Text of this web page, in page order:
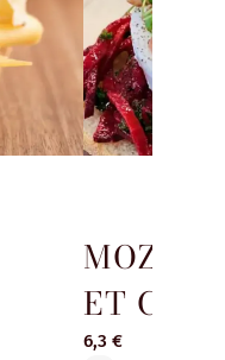
MOZZA
ET
6,3 €